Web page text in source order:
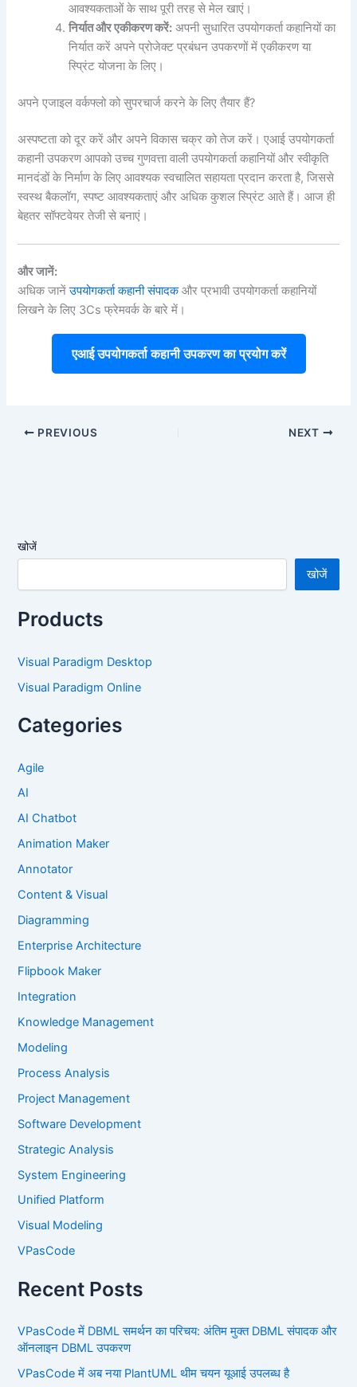
आवश्यकताओं के साथ पूरी तरह से मेल खाएं।
निर्यात और एकीकरण करें: अपनी सुधारित उपयोगकर्ता कहानियों का
निर्यात करें अपने प्रोजेक्ट प्रबंधन उपकरणों में एकीकरण या
स्प्रिंट योजना के लिए।
अपने एजाइल वर्कफ्लो को सुपरचार्ज करने के लिए तैयार हैं?
अस्पष्टता को दूर करें और अपने विकास चक्र को तेज करें। एआई उपयोगकर्ता
कहानी उपकरण आपको उच्च गुणवत्ता वाली उपयोगकर्ता कहानियों और स्वीकृति
मानदंडों के निर्माण के लिए आवश्यक स्वचालित सहायता प्रदान करता है, जिससे
स्वस्थ बैकलॉग, स्पष्ट आवश्यकताएं और अधिक कुशल स्प्रिंट आते हैं। आज ही
बेहतर सॉफ्टवेयर तेजी से बनाएं।
और जानें:
अधिक जानेंउपयोगकर्ता कहानी संपादकऔर प्रभावी उपयोगकर्ता कहानियों
लिखने के लिए 3Cs फ्रेमवर्क के बारे में।
एआई उपयोगकर्ता कहानी उपकरण का प्रयोग करें
PREVIOUS NEXT
खोजें
खोजें
Products
Visual Paradigm Desktop
Visual Paradigm Online
Categories
Agile
AI
AI Chatbot
Animation Maker
Annotator
Content & Visual
Diagramming
Enterprise Architecture
Flipbook Maker
Integration
Knowledge Management
Modeling
Process Analysis
Project Management
Software Development
Strategic Analysis
System Engineering
Unified Platform
Visual Modeling
VPasCode
Recent Posts
VPasCode में DBML समर्थन का परिचय: अंतिम मुक्त DBML संपादक और
ऑनलाइन DBML उपकरण
VPasCode में अब नया PlantUML थीम चयन यूआई उपलब्ध है